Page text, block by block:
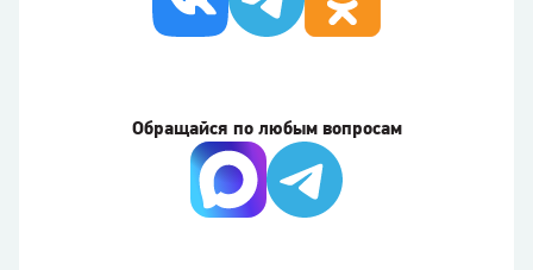
Обращайся по любым вопросам